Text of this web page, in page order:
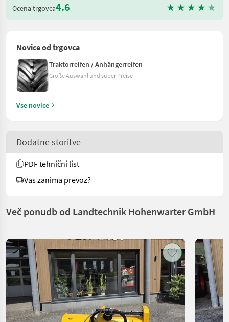
Ocena trgovca4.6
Novice od trgovca
Traktorreifen / Anhängerreifen
Große Auswahl und super Preise
Vse novice
Dodatne storitve
PDF tehnični list
Vas zanima prevoz?
Več ponudb od Landtechnik Hohenwarter GmbH